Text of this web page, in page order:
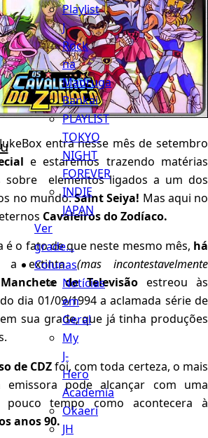
Playlist
J
Rock
na
Madruga
Bankai
PLAYLIST
TOKYO
NIGHT
FOREVER
INDIE
JAPAN
Ver
grade...
Colunas
Notícias
em
Geral
My
J-
Hero
Academia
Okaeri
JH
entra nesse mês de setembro
e estaremos trazendo matérias
sobre elementos ligados a um dos
no mundo:Saint Seiya! Mas aqui no
Cavaleiros do Zodíaco.
é o fato de que neste mesmo mês, há
a extinta(mas incontestavelmente
de Televisão estreou às
dia 01/09/1994 a aclamada série de
sua grade, que já tinha produções
de CDZfoi, com toda certeza, o mais
emissora pode alcançar com uma
tempo como acontecera à
anos 90.